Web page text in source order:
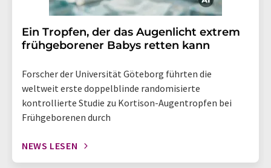
Ein Tropfen, der das Augenlicht extrem
frühgeborener Babys retten kann
Forscher der Universität Göteborg führten die
weltweit erste doppelblinde randomisierte
kontrollierte Studie zu Kortison-Augentropfen bei
Frühgeborenen durch
NEWS LESEN